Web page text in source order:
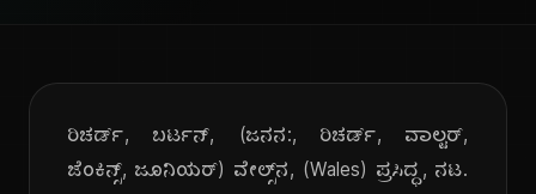
ರಿಚರ್ಡ್, ಬರ್ಟನ್, (ಜನನ:, ರಿಚರ್ಡ್, ವಾಲ್ಟರ್,
ಜೆಂಕಿನ್ಸ್, ಜೂನಿಯರ್) ವೇಲ್ಸ್‌ನ, (Wales) ಪ್ರಸಿದ್ಧ, ನಟ.